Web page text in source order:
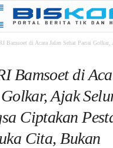
Bamsoet di Acara Jalan Sehat Partai Golkar,
Bamsoet di
Ajak
Ciptakan
Cita, Bukan